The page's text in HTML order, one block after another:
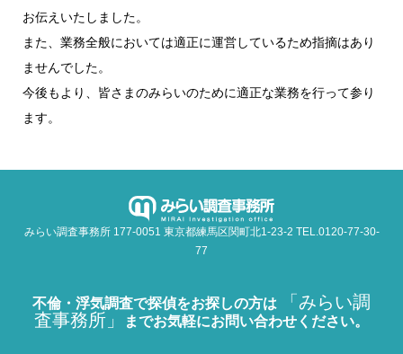
お伝えいたしました。
また、業務全般においては適正に運営しているため指摘はあり
ませんでした。
今後もより、皆さまのみらいのために適正な業務を行って参り
ます。
みらい調査事務所 177-0051 東京都練馬区関町北1-23-2 TEL.0120-77-30-
77
不倫・浮気調査で探偵をお探しの方は
「みらい調
査事務所」
までお気軽にお問い合わせください。